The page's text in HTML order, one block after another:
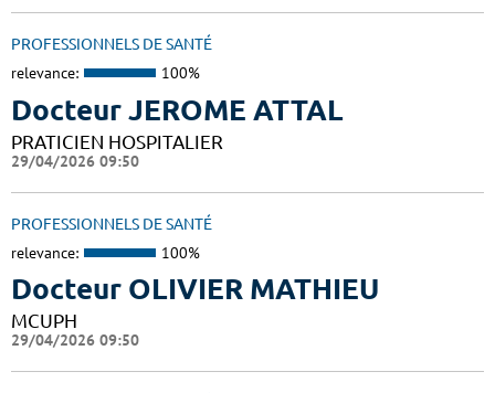
PROFESSIONNELS DE SANTÉ
relevance: 100%
Docteur JEROME ATTAL
PRATICIEN HOSPITALIER
29/04/2026 09:50
PROFESSIONNELS DE SANTÉ
relevance: 100%
Docteur OLIVIER MATHIEU
MCUPH
29/04/2026 09:50